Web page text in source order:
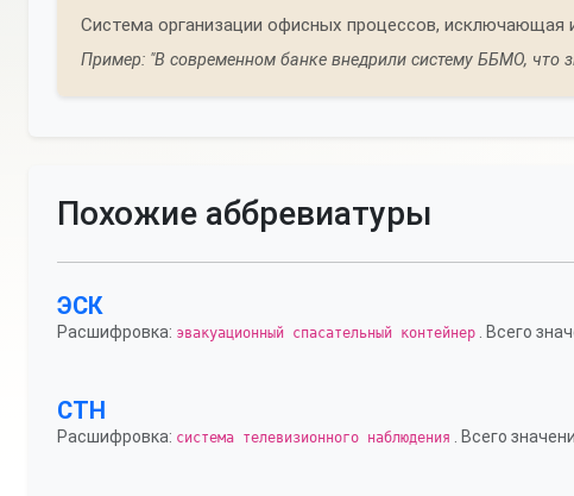
Система организации офисных процессов,
Пример: "В современном банке внедрили систему ББМО, что
Похожие аббревиатуры
ЭСК
Расшифровка: эвакуационный спасательный контейнер . Всего
СТН
Расшифровка: система телевизионного наблюдения . Всего